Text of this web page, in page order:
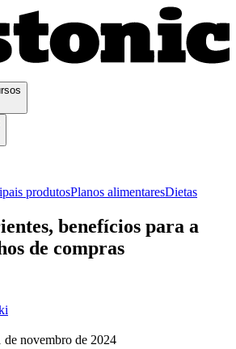
produtosPlanos alimentaresDietas
benefícios para a
de compras
de novembro de 2024